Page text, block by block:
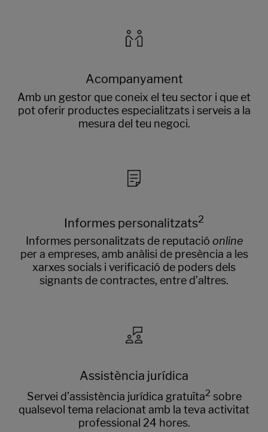
Acompanyament
Amb un gestor que coneix el teu sector i que et
pot oferir productes especialitzats i serveis a la
mesura del teu negoci.
Informes personalitzats2
Informes personalitzats de reputació online
per a empreses, amb anàlisi de presència a les
xarxes socials i verificació de poders dels
signants de contractes, entre d’altres.
Assistència jurídica
Servei d’assistència jurídica gratuïta2 sobre
qualsevol tema relacionat amb la teva activitat
professional 24 hores.